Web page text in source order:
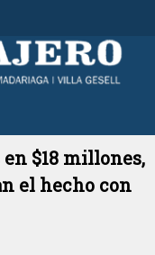
$18 millones,
el hecho con